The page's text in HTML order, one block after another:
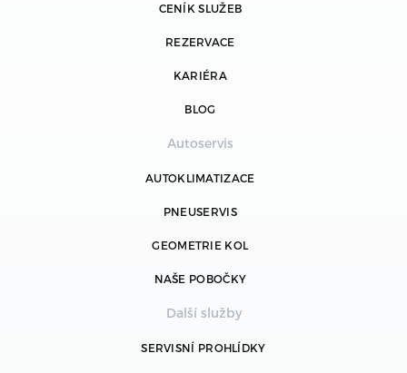
CENÍK SLUŽEB
REZERVACE
KARIÉRA
BLOG
Autoservis
AUTOKLIMATIZACE
PNEUSERVIS
GEOMETRIE KOL
NAŠE POBOČKY
Další služby
SERVISNÍ PROHLÍDKY